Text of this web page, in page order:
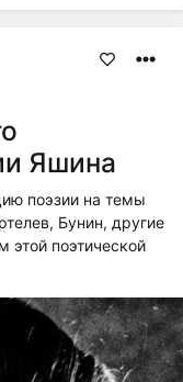
Яшина
поэзии на темы
Бунин, другие
этой поэтической